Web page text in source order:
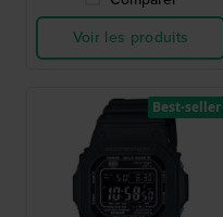
Voir les produits
Best-seller